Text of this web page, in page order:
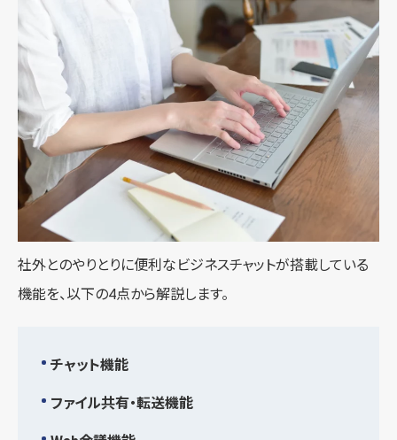
社外とのやりとりに便利なビジネスチャットが搭載している
機能を、以下の4点から解説します。
チャット機能
ファイル共有・転送機能